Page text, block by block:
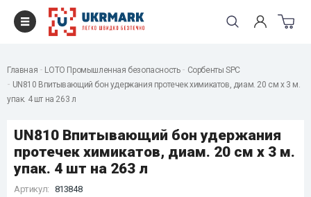
Главная LOTO Промышленная безопасность
Сорбенты SPC
UN810 Впитывающий бон удержания протечек химикатов, диам. 20 см x 3 м.
упак. 4 шт на 263 л
UN810 Впитывающий бон удержания
протечек химикатов, диам. 20 см x 3 м.
упак. 4 шт на 263 л
Артикул: 813848